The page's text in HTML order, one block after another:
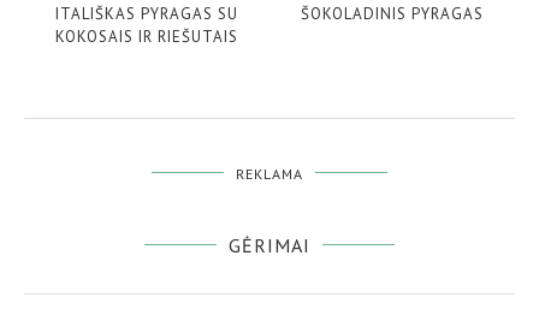
ITALIŠKAS PYRAGAS SU
KOKOSAIS IR RIEŠUTAIS
ŠOKOLADINIS PYRAGAS
REKLAMA
GĖRIMAI